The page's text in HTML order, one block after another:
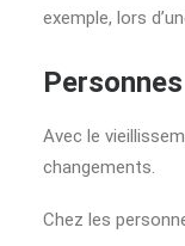
exemple, lors
Avec le
changements.
Chez les